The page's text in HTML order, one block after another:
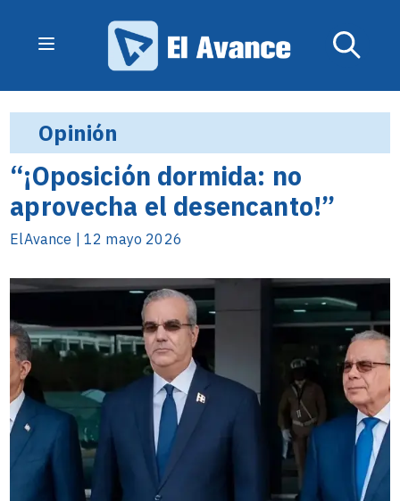
Opinión
“¡Oposición dormida: no
aprovecha el desencanto!”
ElAvance | 12 mayo 2026